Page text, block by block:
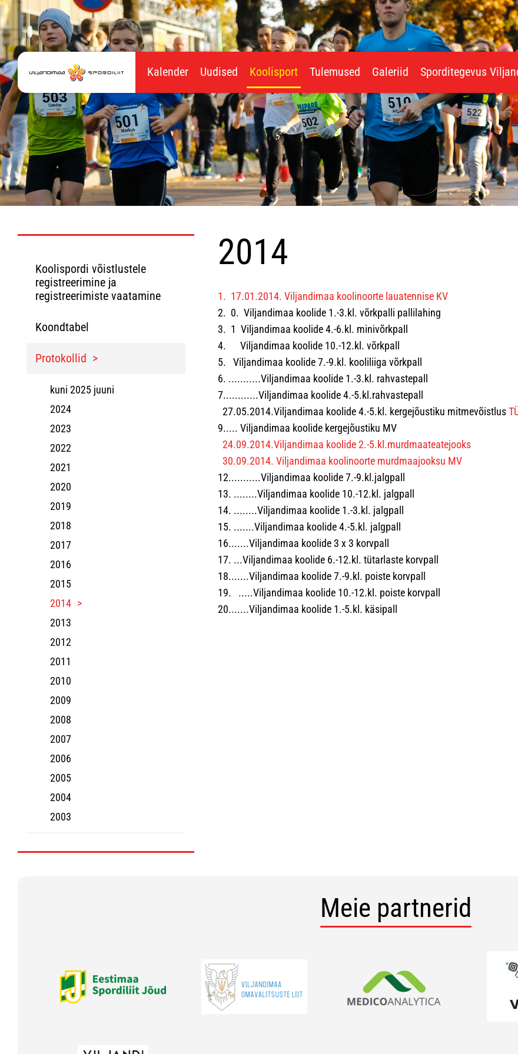
Kalender Uudised Koolisport Tulemused Galeriid Sporditegevus
Koolispordi võistlustele
registreerimine ja
registreerimiste vaatamine
Koondtabel
Protokollid
kuni 2025 juuni
2024
2023
2022
2021
2020
2019
2018
2017
2016
2015
2014
2013
2012
2011
2010
2009
2008
2007
2006
2005
2004
2003
2014
1. 17.01.2014. Viljandimaa koolinoorte lauatennise KV
2. 0. Viljandimaa koolide 1.-3.kl. võrkpalli pallilahing
3. 1 Viljandimaa koolide 4.-6.kl. minivõrkpall
4. Viljandimaa koolide 10.-12.kl. võrkpall
5. Viljandimaa koolide 7.-9.kl. kooliliiga võrkpall
6. ...........Viljandimaa koolide 1.-3.kl. rahvastepall
7............Viljandimaa koolide 4.-5.kl.rahvastepall
27.05.2014.Viljandimaa koolide 4.-5.kl. kergejõustiku mitmevõistlus
9..... Viljandimaa koolide kergejõustiku MV
24.09.2014.Viljandimaa koolide 2.-5.kl.murdmaateatejooks
30.09.2014. Viljandimaa koolinoorte murdmaajooksu MV
12...........Viljandimaa koolide 7.-9.kl.jalgpall
13. ........Viljandimaa koolide 10.-12.kl. jalgpall
14. ........Viljandimaa koolide 1.-3.kl. jalgpall
15. .......Viljandimaa koolide 4.-5.kl. jalgpall
16.......Viljandimaa koolide 3 x 3 korvpall
17. ...Viljandimaa koolide 6.-12.kl. tütarlaste korvpall
18.......Viljandimaa koolide 7.-9.kl. poiste korvpall
19. .....Viljandimaa koolide 10.-12.kl. poiste korvpall
20.......Viljandimaa koolide 1.-5.kl. käsipall
Meie partnerid